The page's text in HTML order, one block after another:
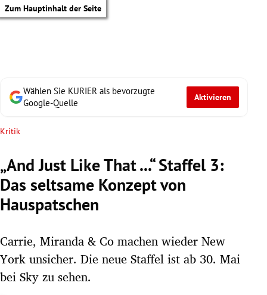
Zum Hauptinhalt der Seite
Untermenü
Untermenü
Wählen Sie KURIER als bevorzugte
Google-Quelle
Aktivieren
Kritik
„And Just Like That ...“ Staffel 3:
Das seltsame Konzept von
Hauspatschen
Carrie, Miranda & Co machen wieder New
York unsicher. Die neue Staffel ist ab 30. Mai
bei Sky zu sehen.